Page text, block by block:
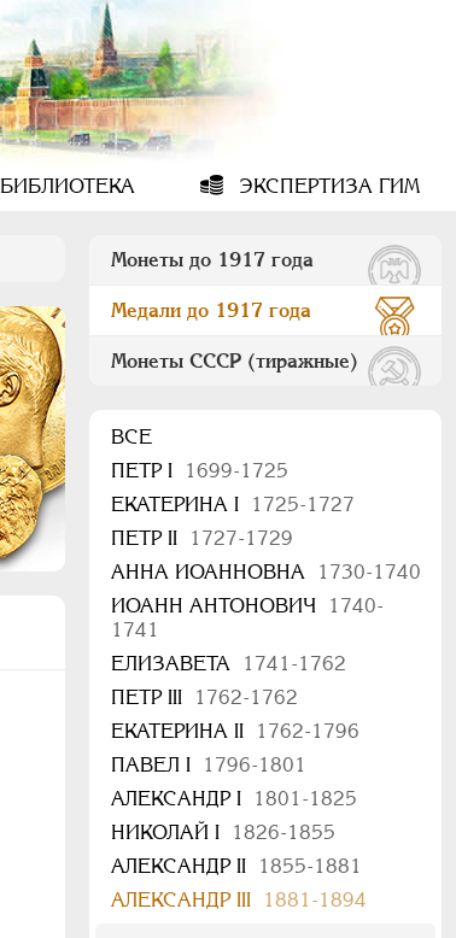
БИБЛИОТЕКА ЭКСПЕРТИЗА ГИМ
Монеты до 1917 года
Медали до 1917 года
Монеты СССР (тиражные)
ВСЕ
ПEТР I
1699-1725
ЕКАТЕРИНА I
1725-1727
ПЕТР II
1727-1729
АННА ИОАННОВНА
1730-1740
ИОАНН АНТОНОВИЧ
1740-
1741
ЕЛИЗАВЕТА
1741-1762
ПЕТР III
1762-1762
ЕКАТЕРИНА II
1762-1796
ПАВЕЛ I
1796-1801
АЛЕКСАНДР I
1801-1825
НИКОЛАЙ I
1826-1855
АЛЕКСАНДР II
1855-1881
АЛЕКСАНДР III
1881-1894